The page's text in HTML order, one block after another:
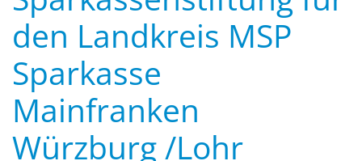
den Landkreis MSP
Sparkasse
Mainfranken
Würzburg /Lohr